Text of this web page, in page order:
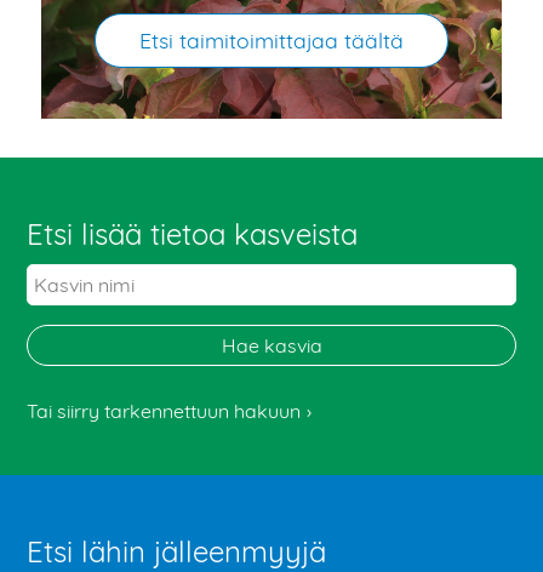
Etsi taimitoimittajaa täältä
Etsi lisää tietoa kasveista
Tai siirry tarkennettuun hakuun
Etsi lähin jälleenmyyjä